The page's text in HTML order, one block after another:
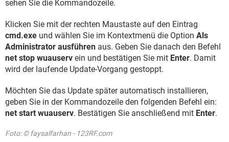
sehen Sie die Kommandozeile.
Klicken Sie mit der rechten Maustaste auf den Eintrag
cmd.exe und wählen Sie im Kontextmenü die Option Als
Administrator ausführen aus. Geben Sie danach den Befehl
net stop wuauserv ein und bestätigen Sie mit Enter. Damit
wird der laufende Update-Vorgang gestoppt.
Möchten Sie das Update später automatisch installieren,
geben Sie in der Kommandozeile den folgenden Befehl ein:
net start wuauserv. Bestätigen Sie anschließend mit Enter.
Foto: © faysalfarhan - 123RF.com